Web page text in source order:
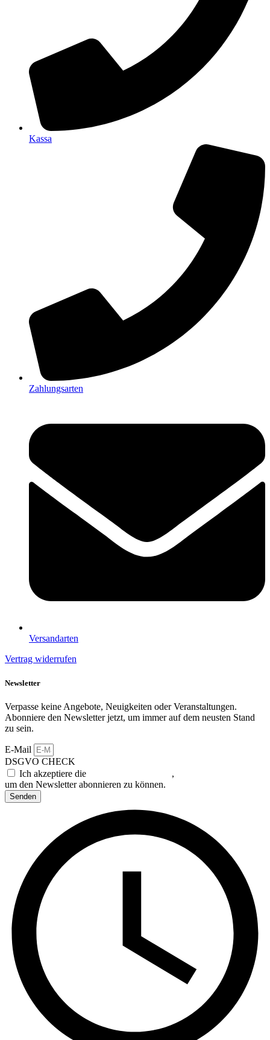
Kassa
Zahlungsarten
Versandarten
Vertrag widerrufen
Newsletter
Verpasse keine Angebote, Neuigkeiten oder Veranstaltungen.
Abonniere den Newsletter jetzt, um immer auf dem neusten Stand
zu sein.
E-Mail
DSGVO CHECK
Ich akzeptiere die
,
um den Newsletter abonnieren zu können.
Senden